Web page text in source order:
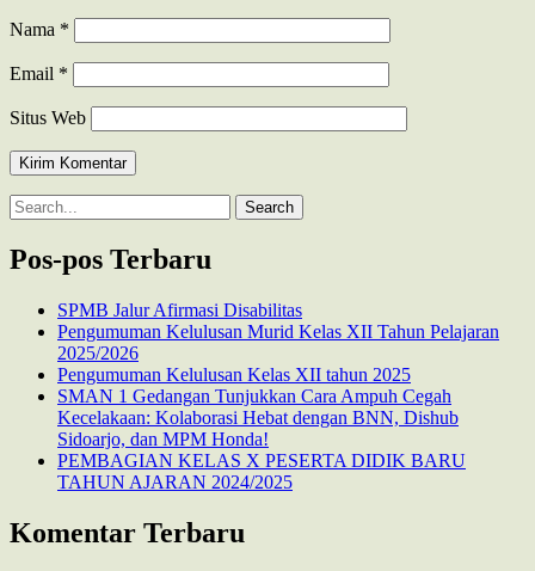
Nama *
Email *
Situs Web
Search
for:
Pos-pos Terbaru
SPMB Jalur Afirmasi Disabilitas
Pengumuman Kelulusan Murid Kelas XII Tahun Pelajaran
2025/2026
Pengumuman Kelulusan Kelas XII tahun 2025
SMAN 1 Gedangan Tunjukkan Cara Ampuh Cegah
Kecelakaan: Kolaborasi Hebat dengan BNN, Dishub
Sidoarjo, dan MPM Honda!
PEMBAGIAN KELAS X PESERTA DIDIK BARU
TAHUN AJARAN 2024/2025
Komentar Terbaru